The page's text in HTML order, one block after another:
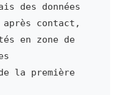
des données
après contact,
en zone de
la première